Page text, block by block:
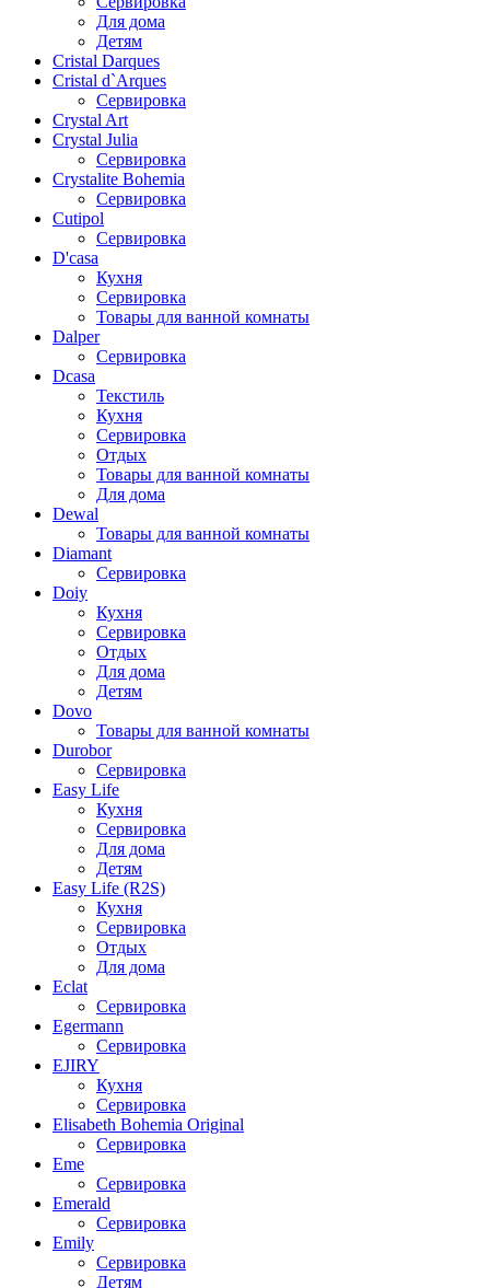
Для дома
Детям
Cristal Darques
Cristal d`Arques
Сервировка
Crystal Art
Crystal Julia
Сервировка
Crystalite Bohemia
Сервировка
Cutipol
Сервировка
D'casa
Кухня
Сервировка
Товары для ванной комнаты
Dalper
Сервировка
Dcasa
Текстиль
Кухня
Сервировка
Отдых
Товары для ванной комнаты
Для дома
Dewal
Товары для ванной комнаты
Diamant
Сервировка
Doiy
Кухня
Сервировка
Отдых
Для дома
Детям
Dovo
Товары для ванной комнаты
Durobor
Сервировка
Easy Life
Кухня
Сервировка
Для дома
Детям
Easy Life (R2S)
Кухня
Сервировка
Отдых
Для дома
Eclat
Сервировка
Egermann
Сервировка
EJIRY
Кухня
Сервировка
Elisabeth Bohemia Original
Сервировка
Eme
Сервировка
Emerald
Сервировка
Emily
Сервировка
Детям